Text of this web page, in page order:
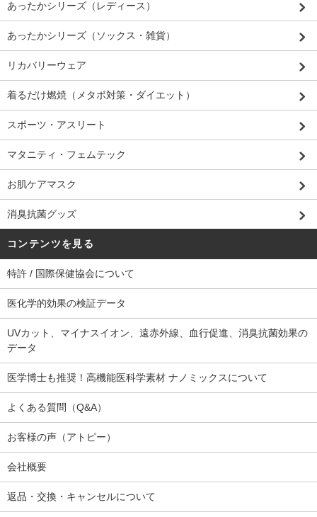
あったかシリーズ（レディース）
あったかシリーズ（ソックス・雑貨）
リカバリーウェア
着るだけ燃焼（メタボ対策・ダイエット）
スポーツ・アスリート
マタニティ・フェムテック
お肌ケアマスク
消臭抗菌グッズ
コンテンツを見る
特許 / 国際保健協会について
医化学的効果の検証データ
UVカット、マイナスイオン、遠赤外線、血行促進、消臭抗菌効果の
データ
医学博士も推奨！高機能医科学素材 ナノミックスについて
よくある質問（Q&A）
お客様の声（アトピー）
会社概要
返品・交換・キャンセルについて